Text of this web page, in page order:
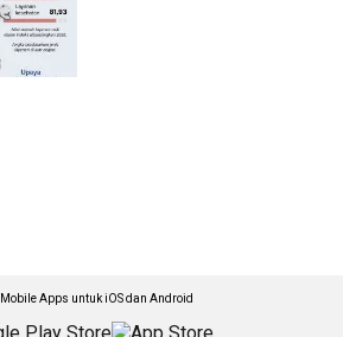
Apps untuk iOS dan Android